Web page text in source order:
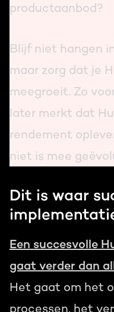
productaanbod?
Blijf niet hangen
maar zorg dat je
meegroeit. Zo
later merkt dat
rendement
niet is mee
Dit is waar
Een succesvolle
gaat verder dan
Het gaat om het
processen, het